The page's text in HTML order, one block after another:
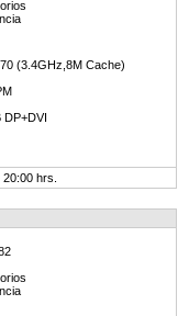
(3.4GHz,8M Cache)
DP+DVI
hrs.